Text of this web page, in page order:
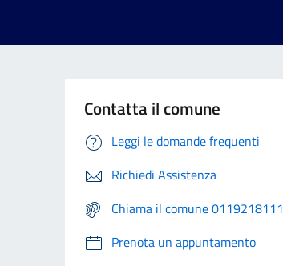
Contatta il comune
Leggi le domande frequenti
Richiedi Assistenza
Chiama il comune 0119218111
Prenota un appuntamento